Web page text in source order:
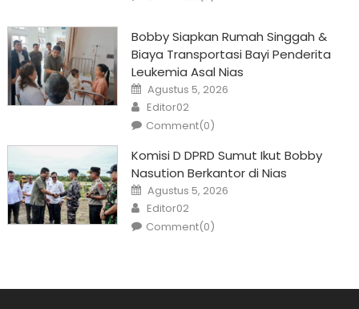
Bobby Siapkan Rumah Singgah &
Biaya Transportasi Bayi Penderita
Leukemia Asal Nias
Posted
on
Agustus 5, 2026
Author
Editor02
Comment(0)
Komisi D DPRD Sumut Ikut Bobby
Nasution Berkantor di Nias
Posted
on
Agustus 5, 2026
Author
Editor02
Comment(0)